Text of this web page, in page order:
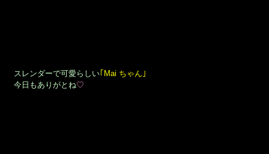
スレンダーで可愛らしい｢Mai ちゃん｣
今日もありがとね♡